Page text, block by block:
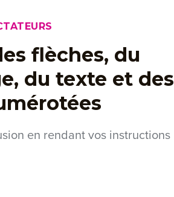
flèches, du
du texte et des
en rendant vos instructions